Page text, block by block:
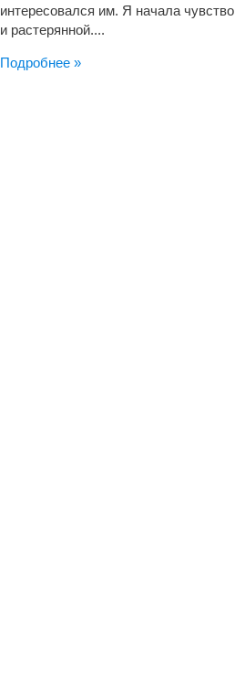
интересовался им. Я начала
и растерянной....
Подробнее »